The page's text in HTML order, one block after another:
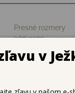
Presné rozmery
každý model